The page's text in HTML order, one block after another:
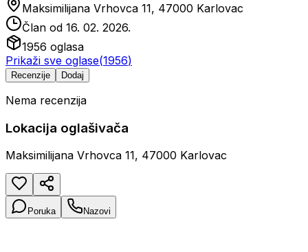
Maksimilijana Vrhovca 11, 47000 Karlovac
Član od 16. 02. 2026.
1956 oglasa
Prikaži sve oglase(1956)
Recenzije Dodaj
Nema recenzija
Lokacija oglašivača
Maksimilijana Vrhovca 11, 47000 Karlovac
Poruka Nazovi